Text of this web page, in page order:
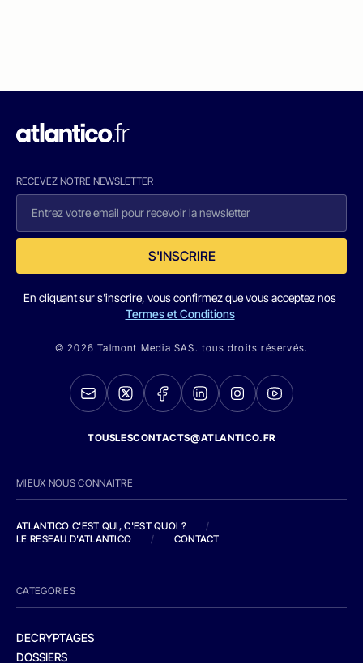
RECEVEZ NOTRE NEWSLETTER
S'INSCRIRE
En cliquant sur s'inscrire, vous confirmez que vous acceptez nos
Termes et Conditions
© 2026 Talmont Media SAS. tous droits réservés.
TOUSLESCONTACTS@ATLANTICO.FR
MIEUX NOUS CONNAITRE
ATLANTICO C'EST QUI, C'EST QUOI ?
/
LE RESEAU D'ATLANTICO
/ CONTACT
CATEGORIES
DECRYPTAGES
DOSSIERS